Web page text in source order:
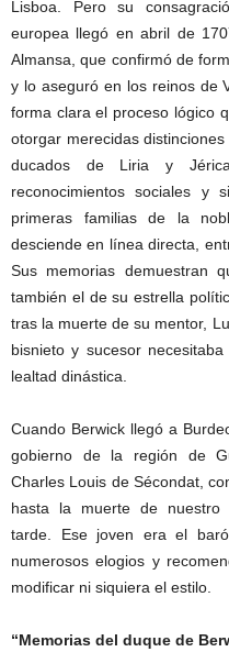
Lisboa. Pero su
europea llegó en abril de
Almansa, que confirmó de
y lo aseguró en los reinos de
forma clara el proceso lógico
otorgar merecidas
ducados de Liria y
reconocimientos sociales y
primeras familias de la
desciende en línea directa,
Sus memorias demuestran
también el de su estrella
tras la muerte de su mentor,
bisnieto y sucesor
lealtad dinástica.
Cuando Berwick llegó a
gobierno de la región de
Charles Louis de Sécondat,
hasta la muerte de nuestro
tarde. Ese joven era el
numerosos elogios y
modificar ni siquiera el estilo.
“Memorias del duque de